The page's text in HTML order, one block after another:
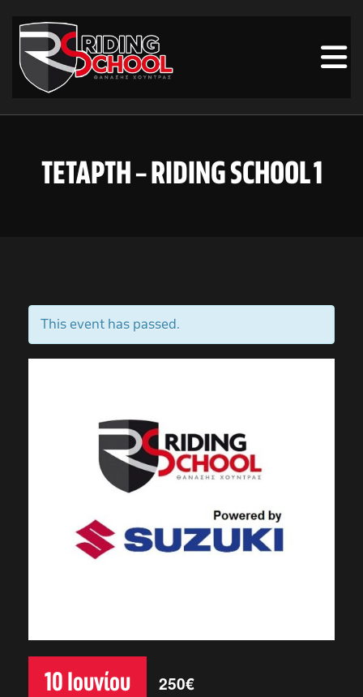
ΤΕΤΑΡΤΗ – RIDING SCHOOL 1
This event has passed.
10 Ιουνίου 250€